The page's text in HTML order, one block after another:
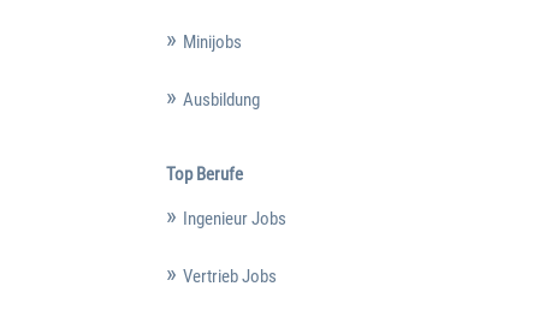
Minijobs
Ausbildung
Top Berufe
Ingenieur Jobs
Vertrieb Jobs